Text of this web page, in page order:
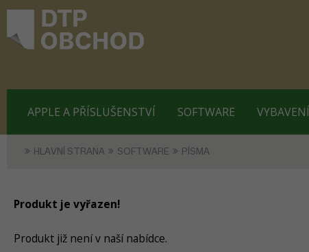
APPLE A PŘÍSLUŠENSTVÍ SOFTWARE VYBAVENÍ
HLAVNÍ STRANA SOFTWARE PÍSMA
Produkt je vyřazen!
Produkt již není v naší nabídce.